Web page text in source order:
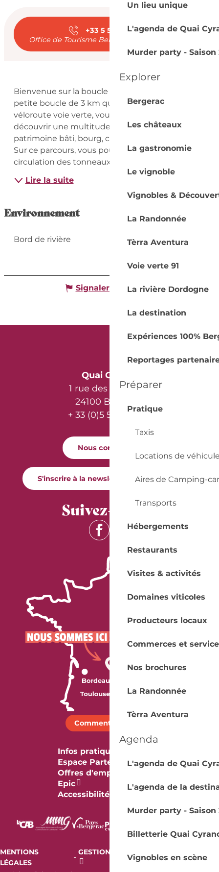
Un lieu unique
L'agenda de Quai
Murder party - Saison
Explorer
Bergerac
Les châteaux
La gastronomie
Le vignoble
Vignobles &
La Randonnée
Tèrra Aventura
Voie verte 91
La rivière Dordogne
La destination
Expériences 100%
Reportages
Préparer
Pratique
Taxis
Locations de
Aires de Camping-car
Transports
Hébergements
Restaurants
Visites & activités
Domaines viticoles
Producteurs locaux
Commerces et
Nos brochures
La Randonnée
Tèrra Aventura
Agenda
L'agenda de Quai
L'agenda de la
Murder party - Saison
Billetterie Quai
Vignobles en scène
Ouverture et
+33 5 53 57 03▒▒
Office de Tourisme Bergerac - Sud Dordogne
Description
Bienvenue sur la boucle de Creysse ! Cette
petite boucle de 3 km qui démarre sur la V91, la
véloroute voie verte, vous permettra de
découvrir une multitude de paysages : rivière,
patrimoine bâti, bourg, coteaux, forêt, hameaux…
Sur ce parcours, vous pourrez imaginer la
circulation des tonneaux de...
Lire la suite
Environnement
Bord de rivière
Signaler une erreur
Quai Cyrano
1 rue des Récollets
24100 Bergerac
+ 33 (0)5 53 57 03 11
Nous contacter
S'inscrire à la newsletter Quai Cyrano
Suivez-nous !
Comment venir ?
Infos pratiques
Espace Partenaires
Offres d'emploi & stage
Epic
Accessibilité
MENTIONS
LÉGALES
-
GESTION DES COOKIES
-
RGAA